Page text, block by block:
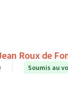
lecture à l’extérieur (Collège
Soumis au